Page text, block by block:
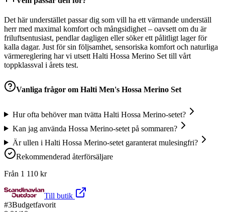
Det här understället passar dig som vill ha ett värmande underställ
herr med maximal komfort och mångsidighet – oavsett om du är
friluftsentusiast, pendlar dagligen eller söker ett pålitligt lager för
kalla dagar. Just för sin följsamhet, sensoriska komfort och naturliga
värmereglering har vi utsett Halti Hossa Merino Set till vårt
toppklassval i årets test.
Vanliga frågor om Halti Men's Hossa Merino Set
Hur ofta behöver man tvätta Halti Hossa Merino-setet?
Kan jag använda Hossa Merino-setet på sommaren?
Är ullen i Halti Hossa Merino-setet garanterat mulesingfri?
Rekommenderad återförsäljare
Från 1 110 kr
Till butik
#3Budgetfavorit